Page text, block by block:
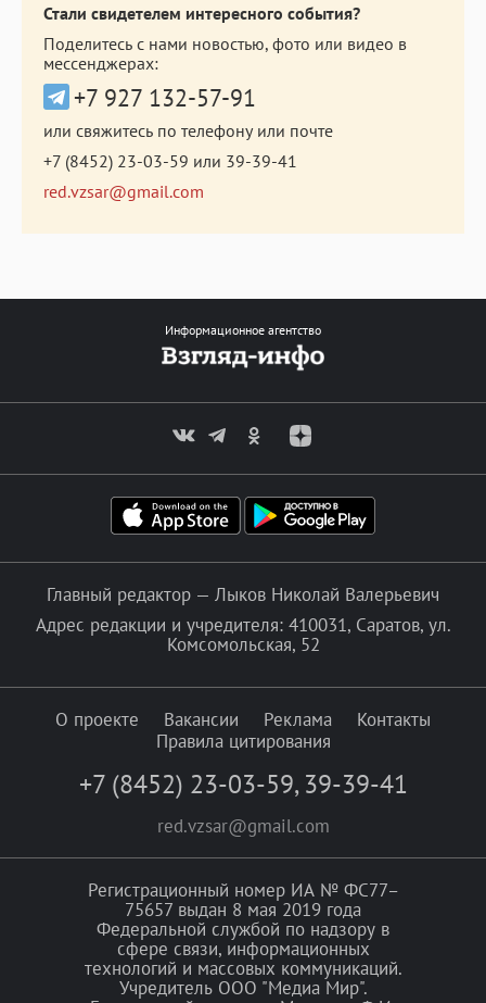
Стали свидетелем интересного события?
Поделитесь с нами новостью, фото или видео в
мессенджерах:
+7 927 132-57-91
или свяжитесь по телефону или почте
+7 (8452) 23-03-59 или 39-39-41
red.vzsar@gmail.com
Информационное агентство
Главный редактор — Лыков Николай Валерьевич
Адрес редакции и учредителя: 410031, Саратов, ул.
Комсомольская, 52
О проекте Вакансии Реклама
Контакты
Правила цитирования
+7 (8452) 23-03-59, 39-39-41
red.vzsar@gmail.com
Регистрационный номер ИА № ФС77–
75657 выдан 8 мая 2019 года
Федеральной службой по надзору в
сфере связи, информационных
технологий и массовых коммуникаций.
Учредитель ООО "Медиа Мир".